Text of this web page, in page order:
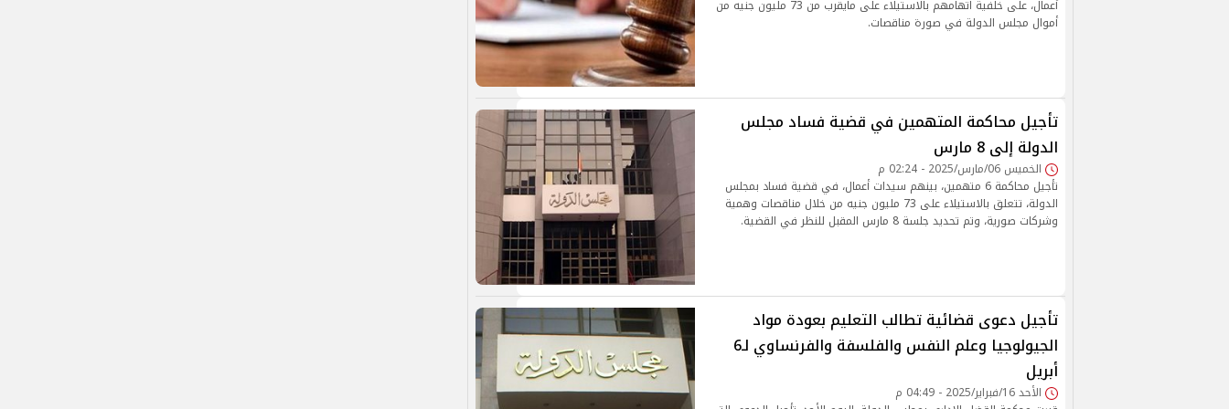
أعمال، على خلفية اتهامهم بالاستيلاء على مايقرب من 73 مليون جنيه من
أموال مجلس الدولة في صورة مناقصات.
تأجيل محاكمة المتهمين في قضية فساد مجلس
الدولة إلى 8 مارس
الخميس 06/مارس/2025 - 02:24 م
تأجيل محاكمة 6 متهمين، بينهم سيدات أعمال، في قضية فساد بمجلس
الدولة، تتعلق بالاستيلاء على 73 مليون جنيه من خلال مناقصات وهمية
وشركات صورية، وتم تحديد جلسة 8 مارس المقبل للنظر في القضية.
تأجيل دعوى قضائية تطالب التعليم بعودة مواد
الجيولوجيا وعلم النفس والفلسفة والفرنساوي لـ6
أبريل
الأحد 16/فبراير/2025 - 04:49 م